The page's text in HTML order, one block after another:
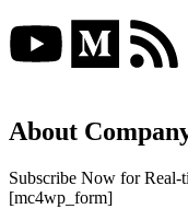
About
Subscribe Now for Real-
[mc4wp_form]